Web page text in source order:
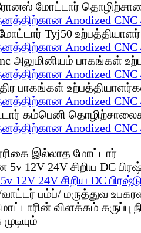
Anodized
Anodized
Anodized
Anodized
Anodized
24V சிறிய DC
பம்ப்/ மருத்துவ
விளக்கம் கருப்பு